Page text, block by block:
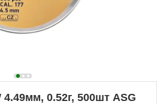
4.49мм, 0.52г, 500шт ASG